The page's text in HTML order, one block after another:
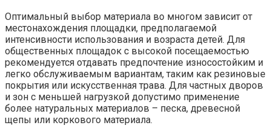
Оптимальный выбор материала во многом зависит от
местонахождения площадки, предполагаемой
интенсивности использования и возраста детей. Для
общественных площадок с высокой посещаемостью
рекомендуется отдавать предпочтение износостойким и
легко обслуживаемым вариантам, таким как резиновые
покрытия или искусственная трава. Для частных дворов
и зон с меньшей нагрузкой допустимо применение
более натуральных материалов – песка, древесной
щепы или коркового материала.